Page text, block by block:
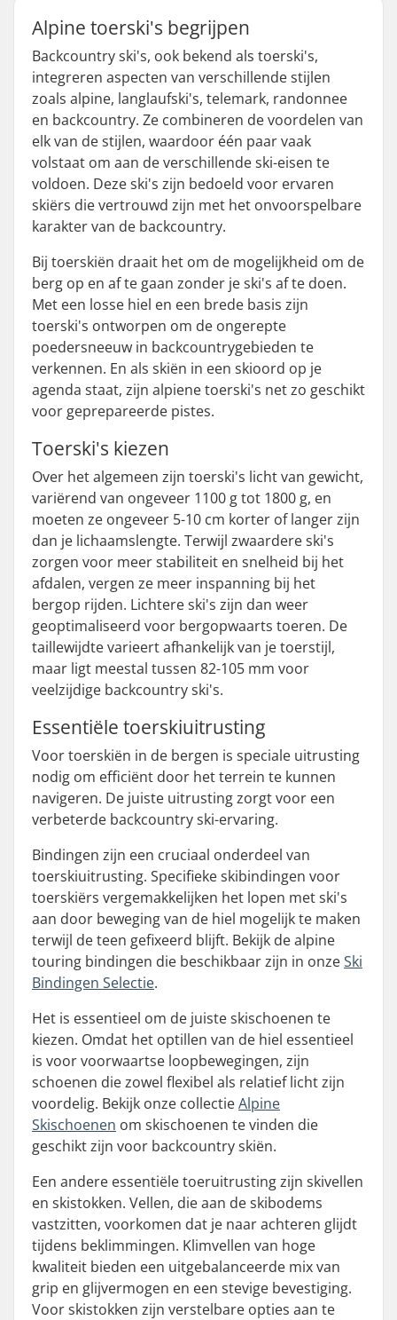
Alpine toerski's begrijpen
Backcountry ski's, ook bekend als toerski's,
integreren aspecten van verschillende stijlen
zoals alpine, langlaufski's, telemark, randonnee
en backcountry. Ze combineren de voordelen van
elk van de stijlen, waardoor één paar vaak
volstaat om aan de verschillende ski-eisen te
voldoen. Deze ski's zijn bedoeld voor ervaren
skiërs die vertrouwd zijn met het onvoorspelbare
karakter van de backcountry.
Bij toerskiën draait het om de mogelijkheid om de
berg op en af te gaan zonder je ski's af te doen.
Met een losse hiel en een brede basis zijn
toerski's ontworpen om de ongerepte
poedersneeuw in backcountrygebieden te
verkennen. En als skiën in een skioord op je
agenda staat, zijn alpiene toerski's net zo geschikt
voor geprepareerde pistes.
Toerski's kiezen
Over het algemeen zijn toerski's licht van gewicht,
variërend van ongeveer 1100 g tot 1800 g, en
moeten ze ongeveer 5-10 cm korter of langer zijn
dan je lichaamslengte. Terwijl zwaardere ski's
zorgen voor meer stabiliteit en snelheid bij het
afdalen, vergen ze meer inspanning bij het
bergop rijden. Lichtere ski's zijn dan weer
geoptimaliseerd voor bergopwaarts toeren. De
taillewijdte varieert afhankelijk van je toerstijl,
maar ligt meestal tussen 82-105 mm voor
veelzijdige backcountry ski's.
Essentiële toerskiuitrusting
Voor toerskiën in de bergen is speciale uitrusting
nodig om efficiënt door het terrein te kunnen
navigeren. De juiste uitrusting zorgt voor een
verbeterde backcountry ski-ervaring.
Bindingen zijn een cruciaal onderdeel van
toerskiuitrusting. Specifieke skibindingen voor
toerskiërs vergemakkelijken het lopen met ski's
aan door beweging van de hiel mogelijk te maken
terwijl de teen gefixeerd blijft. Bekijk de alpine
touring bindingen die beschikbaar zijn in onzeSki
Bindingen Selectie.
Het is essentieel om de juiste skischoenen te
kiezen. Omdat het optillen van de hiel essentieel
is voor voorwaartse loopbewegingen, zijn
schoenen die zowel flexibel als relatief licht zijn
voordelig. Bekijk onze collectieAlpine
Skischoenen om skischoenen te vinden die
geschikt zijn voor backcountry skiën.
Een andere essentiële toeruitrusting zijn skivellen
en skistokken. Vellen, die aan de skibodems
vastzitten, voorkomen dat je naar achteren glijdt
tijdens beklimmingen. Klimvellen van hoge
kwaliteit bieden een uitgebalanceerde mix van
grip en glijvermogen en een stevige bevestiging.
Voor skistokken zijn verstelbare opties aan te